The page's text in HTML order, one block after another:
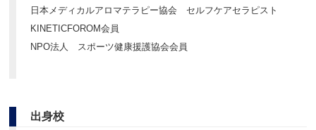
日本メディカルアロマテラピー協会 セルフケアセラピスト
KINETICFOROM会員
NPO法人 スポーツ健康援護協会会員
出身校